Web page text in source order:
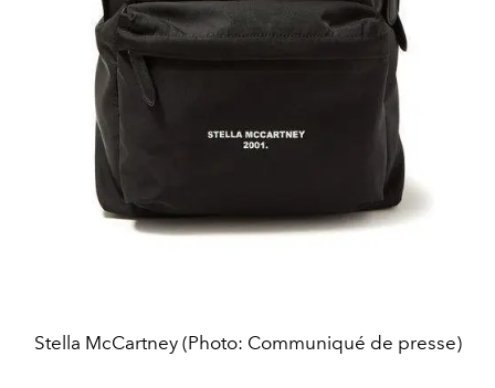
Stella McCartney (Photo: Communiqué de presse)